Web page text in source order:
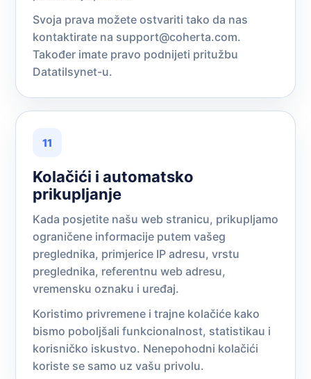
Svoja prava možete ostvariti tako da nas
kontaktirate na support@coherta.com.
Također imate pravo podnijeti pritužbu
Datatilsynet-u.
11
Kolačići i automatsko
prikupljanje
Kada posjetite našu web stranicu, prikupljamo
ograničene informacije putem vašeg
preglednika, primjerice IP adresu, vrstu
preglednika, referentnu web adresu,
vremensku oznaku i uređaj.
Koristimo privremene i trajne kolačiće kako
bismo poboljšali funkcionalnost, statistikau i
korisničko iskustvo. Nenepohodni kolačići
koriste se samo uz vašu privolu.